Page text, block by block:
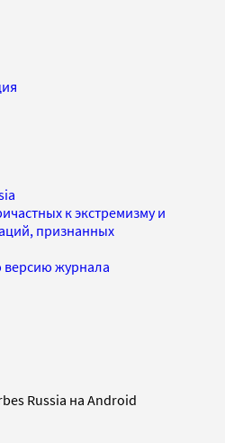
к экстремизму и
признанных
версию журнала
Russia на Android